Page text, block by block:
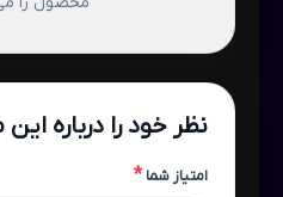
نظر خود را درباره
امتیاز شما*